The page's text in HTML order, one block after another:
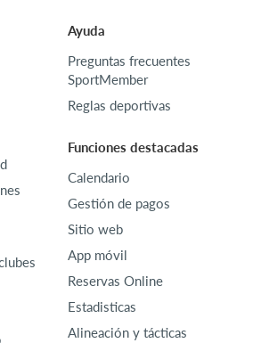
Ayuda
Preguntas frecuentes
SportMember
Reglas deportivas
Funciones destacadas
Calendario
Gestión de pagos
Sitio web
App móvil
Reservas Online
Estadisticas
Alineación y tácticas